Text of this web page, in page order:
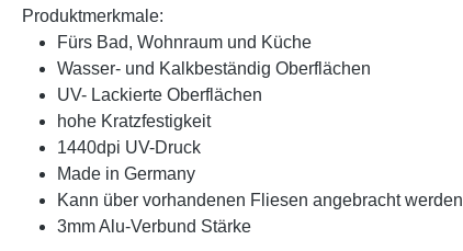
Produktmerkmale:
Fürs Bad, Wohnraum und Küche
Wasser- und Kalkbeständig Oberflächen
UV- Lackierte Oberflächen
hohe Kratzfestigkeit
1440dpi UV-Druck
Made in Germany
Kann über vorhandenen Fliesen angebracht werden
3mm Alu-Verbund Stärke